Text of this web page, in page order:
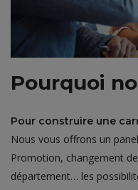
Pourquoi
Pour construire une
Nous vous offrons un
Promotion, changement
département… les